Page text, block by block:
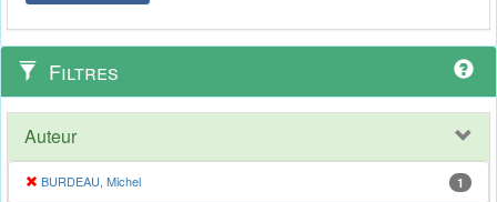
Filtres
Auteur
BURDEAU, Michel 1